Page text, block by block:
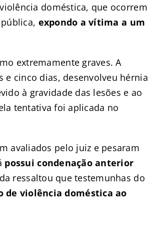
doméstica, que ocorrem
expondo a vítima a um
extremamente graves. A
cinco dias, desenvolveu hérnia
à gravidade das lesões e ao
tentativa foi aplicada no
avaliados pelo juiz e pesaram
possui condenação anterior
ressaltou que testemunhas do
de violência doméstica ao